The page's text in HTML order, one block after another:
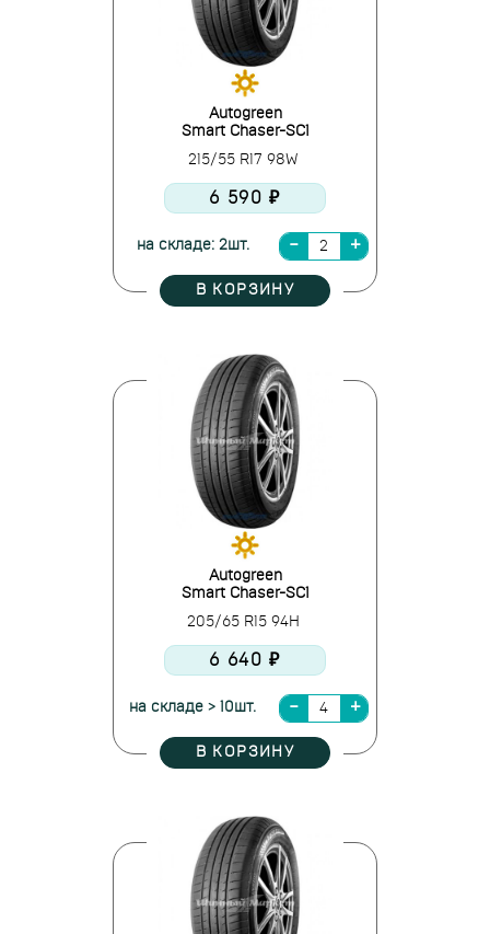
Autogreen
Smart Chaser-SC1
215/55 R17 98W
6 590 ₽
на складе: 2шт.
В КОРЗИНУ
Autogreen
Smart Chaser-SC1
205/65 R15 94H
6 640 ₽
на складе > 10шт.
В КОРЗИНУ